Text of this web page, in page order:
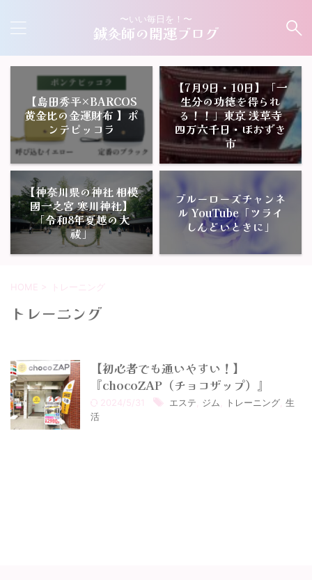
〜いい毎日を！〜
鍼灸師の開運ブログ
【島田秀平×BARCOS
黄金比の金運財布 】ポ
ンテピッコラ
【7月9日・10日】「一
生分の功徳を得られ
る！！」東京 浅草寺
四万六千日・ほおずき
市
【神奈川県の神社 相模
國一之宮 寒川神社】
「令和8年夏越の大
祓」
ブルーローズチャンネ
ル YouTube「ツライ
しんどいときに」
HOME > トレーニング
トレーニング
【初心者でも通いやすい！】
『chocoZAP（チョコザップ）』
2024/5/31 エステ ジム トレーニング 生
活